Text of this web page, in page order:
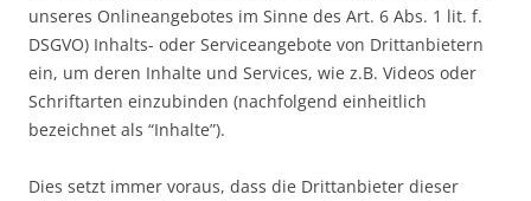
unseres Onlineangebotes im Sinne des Art. 6 Abs. 1 lit. f.
DSGVO) Inhalts- oder Serviceangebote von Drittanbietern
ein, um deren Inhalte und Services, wie z.B. Videos oder
Schriftarten einzubinden (nachfolgend einheitlich
bezeichnet als “Inhalte”).
Dies setzt immer voraus, dass die Drittanbieter dieser